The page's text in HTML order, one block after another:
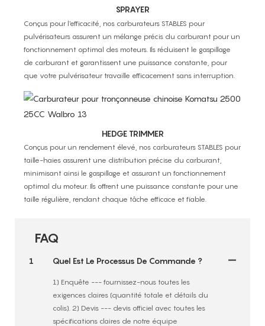
SPRAYER
Conçus pour l'efficacité, nos carburateurs STABLES pour
pulvérisateurs assurent un mélange précis du carburant pour un
fonctionnement optimal des moteurs. Ils réduisent le gaspillage
de carburant et garantissent une puissance constante, pour
que votre pulvérisateur travaille efficacement sans interruption.
HEDGE TRIMMER
Conçus pour un rendement élevé, nos carburateurs STABLES pour
taille-haies assurent une distribution précise du carburant,
minimisant ainsi le gaspillage et assurant un fonctionnement
optimal du moteur. Ils offrent une puissance constante pour une
taille régulière, rendant chaque tâche efficace et fiable.
FAQ
1 Quel Est Le Processus De Commande ?
1) Enquête --- fournissez-nous toutes les
exigences claires (quantité totale et détails du
colis). 2) Devis --- devis officiel avec toutes les
spécifications claires de notre équipe